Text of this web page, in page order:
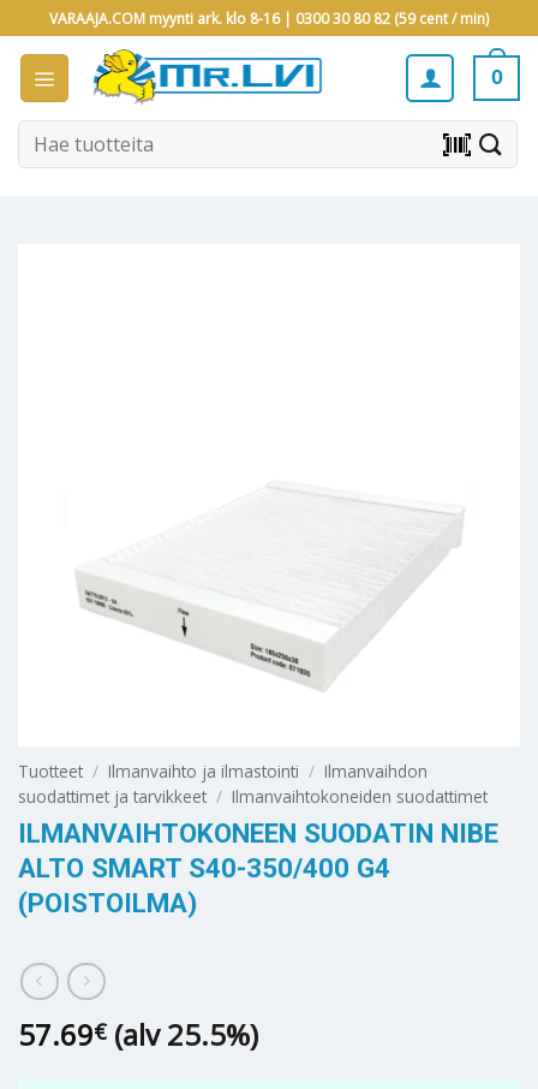
to
content
VARAAJA.COM myynti ark. klo 8-16 | 0300 30 80 82 (59 cent / min)
0
Etsi: barcode_scanner
Tuotteet / Ilmanvaihto ja ilmastointi / Ilmanvaihdon
suodattimet ja tarvikkeet / Ilmanvaihtokoneiden suodattimet
ILMANVAIHTOKONEEN SUODATIN NIBE
ALTO SMART S40-350/400 G4
(POISTOILMA)
57.69€ (alv 25.5%)